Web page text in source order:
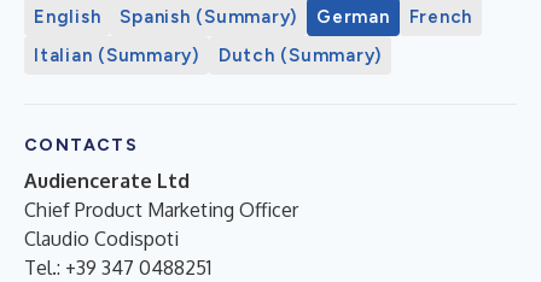
English Spanish (Summary) German
French
Italian (Summary)
Dutch (Summary)
CONTACTS
Audiencerate Ltd
Chief Product Marketing Officer
Claudio Codispoti
Tel.: +39 347 0488251